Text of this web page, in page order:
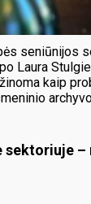
seniūnijos
Laura
kaip
sektoriuje –